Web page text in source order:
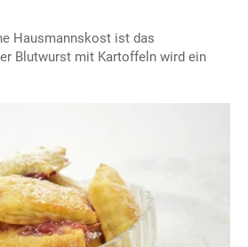
Hausmannskost ist das
Blutwurst mit Kartoffeln wird ein